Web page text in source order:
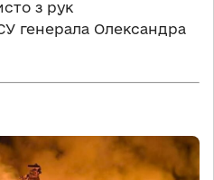
з рук
генерала Олександра